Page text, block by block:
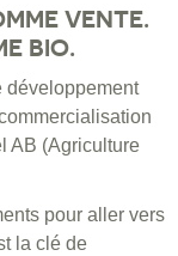
VENTE.
BIO.
développement
AB (Agriculture
pour aller vers
la clé de